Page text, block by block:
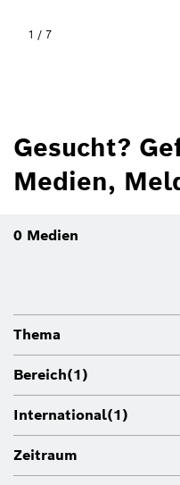
1 / 7
Gesucht?
Medien,
0 Medien
Thema
Bereich(1)
International(1)
Zeitraum